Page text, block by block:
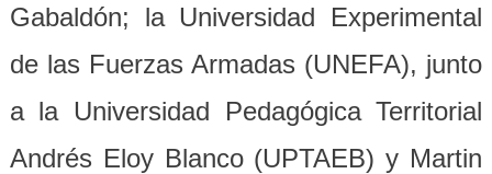
Gabaldón; la Universidad Experimental
de las Fuerzas Armadas (UNEFA), junto
a la Universidad Pedagógica Territorial
Andrés Eloy Blanco (UPTAEB) y Martin